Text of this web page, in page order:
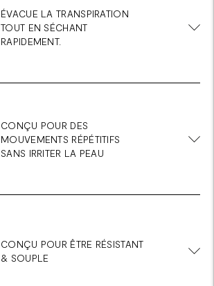
ÉVACUE LA TRANSPIRATION
TOUT EN SÉCHANT
RAPIDEMENT.
CONÇU POUR DES
MOUVEMENTS RÉPÉTITIFS
SANS IRRITER LA PEAU
CONÇU POUR ÊTRE RÉSISTANT
& SOUPLE